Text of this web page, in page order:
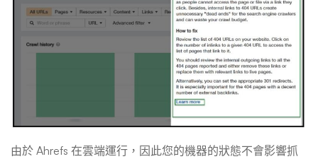
由於 Ahrefs 在雲端運行，因此您的機器的狀態不會影響抓